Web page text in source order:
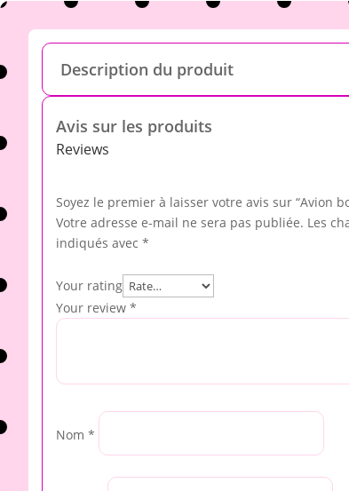
Description du produit
Avis sur les produits
Reviews
Soyez le premier à laisser votre avis sur “Avion
Votre adresse e-mail ne sera pas publiée. Les
indiqués avec *
Your rating
Your review *
Nom *